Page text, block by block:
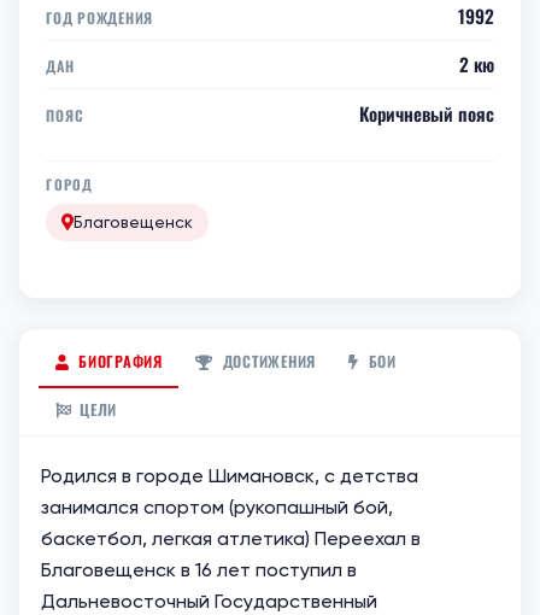
ГОД РОЖДЕНИЯ 1992
ДАН 2 кю
ПОЯС Коричневый пояс
ГОРОД
Благовещенск
БИОГРАФИЯ ДОСТИЖЕНИЯ БОИ
ЦЕЛИ
Родился в городе Шимановск, с детства
занимался спортом (рукопашный бой,
баскетбол, легкая атлетика) Переехал в
Благовещенск в 16 лет поступил в
Дальневосточный Государственный